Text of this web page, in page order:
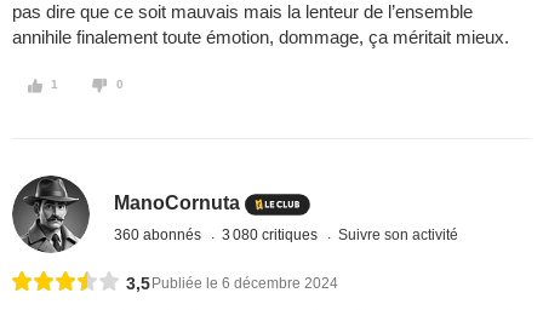
pas dire que ce soit mauvais mais la lenteur de l’ensemble
annihile finalement toute émotion, dommage, ça méritait mieux.
1 0
ManoCornuta
360 abonnés 3 080 critiques Suivre son activité
3,5 Publiée le 6 décembre 2024